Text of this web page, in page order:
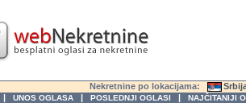
Nekretnine po lokacijama:
| UNOS OGLASA | POSLEDNJI OGLASI | NAJČITANIJI